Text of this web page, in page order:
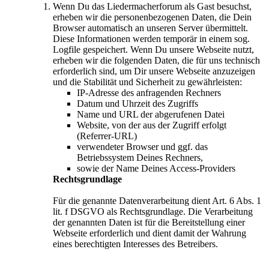
Wenn Du das Liedermacherforum als Gast besuchst,
erheben wir die personenbezogenen Daten, die Dein
Browser automatisch an unseren Server übermittelt.
Diese Informationen werden temporär in einem sog.
Logfile gespeichert. Wenn Du unsere Webseite nutzt,
erheben wir die folgenden Daten, die für uns technisch
erforderlich sind, um Dir unsere Webseite anzuzeigen
und die Stabilität und Sicherheit zu gewährleisten:
IP-Adresse des anfragenden Rechners
Datum und Uhrzeit des Zugriffs
Name und URL der abgerufenen Datei
Website, von der aus der Zugriff erfolgt
(Referrer-URL)
verwendeter Browser und ggf. das
Betriebssystem Deines Rechners,
sowie der Name Deines Access-Providers
Rechtsgrundlage
Für die genannte Datenverarbeitung dient Art. 6 Abs. 1
lit. f DSGVO als Rechtsgrundlage. Die Verarbeitung
der genannten Daten ist für die Bereitstellung einer
Webseite erforderlich und dient damit der Wahrung
eines berechtigten Interesses des Betreibers.